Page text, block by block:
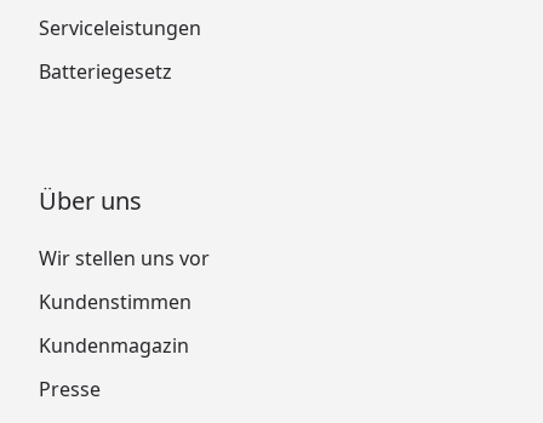
Serviceleistungen
Batteriegesetz
Über uns
Wir stellen uns vor
Kundenstimmen
Kundenmagazin
Presse